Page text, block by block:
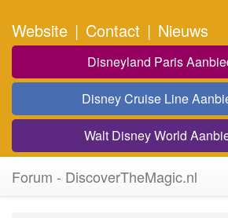
Website | Contact | Nieuws
Disneyland Paris
Disney Cruise Line
Walt Disney World
Forum - DiscoverTheMagic.nl